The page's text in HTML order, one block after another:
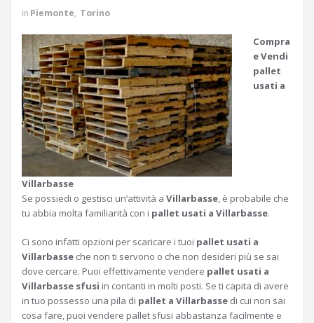
in Piemonte, Torino
Compra
e Vendi
pallet
usati a
Villarbasse
Se possiedi o gestisci un’attività a Villarbasse, è probabile che
tu abbia molta familiarità con i pallet usati a Villarbasse.
Ci sono infatti opzioni per scaricare i tuoi pallet usati a
Villarbasse che non ti servono o che non desideri più se sai
dove cercare. Puoi effettivamente vendere pallet usati a
Villarbasse sfusi in contanti in molti posti. Se ti capita di avere
in tuo possesso una pila di pallet a Villarbasse di cui non sai
cosa fare, puoi vendere pallet sfusi abbastanza facilmente e